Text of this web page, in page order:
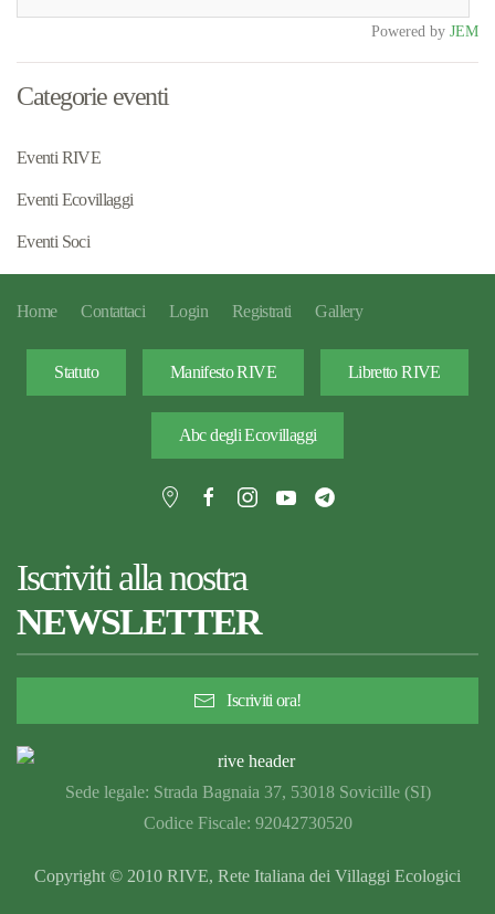
Powered by JEM
Categorie eventi
Eventi RIVE
Eventi Ecovillaggi
Eventi Soci
Home Contattaci Login Registrati Gallery
Statuto Manifesto RIVE Libretto RIVE
Abc degli Ecovillaggi
Iscriviti alla nostra
NEWSLETTER
Iscriviti ora!
Sede legale: Strada Bagnaia 37, 53018 Sovicille (SI)
Codice Fiscale: 92042730520
Copyright © 2010 RIVE, Rete Italiana dei Villaggi Ecologici